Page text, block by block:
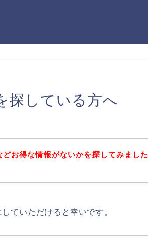
探している方へ
お得な情報がないかを探してみました
ていただけると幸いです。